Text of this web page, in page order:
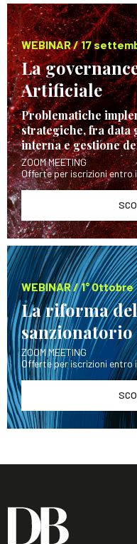
WEBINAR / 17
La
Artificiale
Problematiche
strategiche, fra data
interna e gestione
ZOOM MEETING
Offerte per iscrizioni entro
WEBINAR / 1° Ottobre
La riforma
sanzionatorio
ZOOM MEETING
Offerte per iscrizioni entro